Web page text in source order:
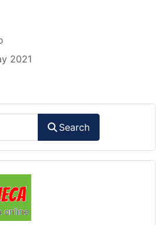
2021
Search